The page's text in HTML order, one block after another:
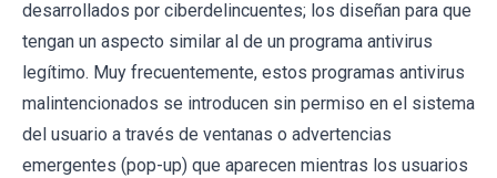
desarrollados por ciberdelincuentes; los diseñan para que
tengan un aspecto similar al de un programa antivirus
legítimo. Muy frecuentemente, estos programas antivirus
malintencionados se introducen sin permiso en el sistema
del usuario a través de ventanas o advertencias
emergentes (pop-up) que aparecen mientras los usuarios